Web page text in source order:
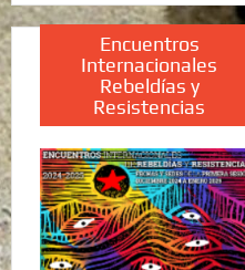
Encuentros
Internacionales
Rebeldías y
Resistencias